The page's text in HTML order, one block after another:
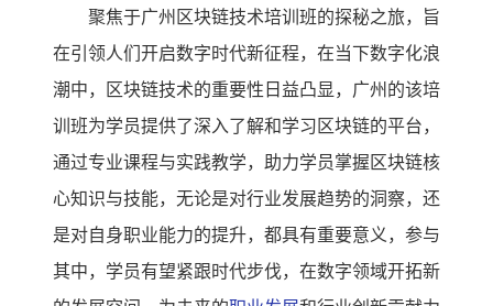
聚焦于广州区块链技术培训班的探秘之旅，旨
在引领人们开启数字时代新征程，在当下数字化浪
潮中，区块链技术的重要性日益凸显，广州的该培
训班为学员提供了深入了解和学习区块链的平台，
通过专业课程与实践教学，助力学员掌握区块链核
心知识与技能，无论是对行业发展趋势的洞察，还
是对自身职业能力的提升，都具有重要意义，参与
其中，学员有望紧跟时代步伐，在数字领域开拓新